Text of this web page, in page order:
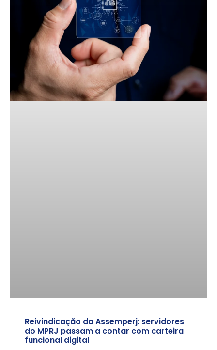
Reivindicação da Assemperj: servidores
do MPRJ passam a contar com carteira
funcional digital